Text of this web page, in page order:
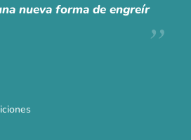
nueva forma de engreír